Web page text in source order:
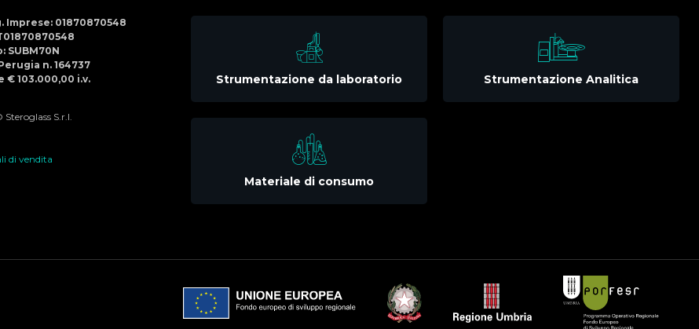
Menu
Imprese: 01870870548
SUBM70N
Perugia n. 164737
€ 103.000,00 i.v.
S.r.l.
di vendita
Strumentazione da laboratorio Strumentazione Analitica
Materiale di consumo